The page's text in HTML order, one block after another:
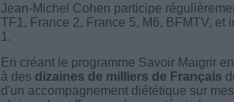
Jean-Michel Cohen participe
TF1, France 2, France 5, M6, BFMTV, et
1.
En créant le programme Savoir Maigrir
à des dizaines de milliers de Français
d'un accompagnement diététique sur